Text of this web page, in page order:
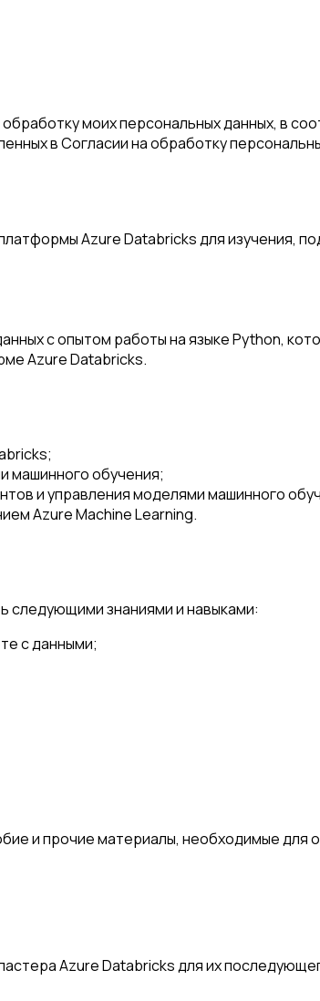
моих персональных данных, в
в Согласии на обработку
Azure Databricks для изучения,
с опытом работы на языке Python,
Azure Databricks.
машинного обучения;
и управления моделями машинного
Azure Machine Learning.
следующими знаниями и навыками:
с данными;
и прочие материалы, необходимые для
Azure Databricks для их